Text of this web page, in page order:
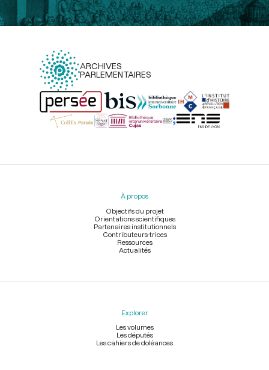
ARCHIVES
PARLEMENTAIRES
Menu
À propos
Objectifs du projet
Orientations scientifiques
Partenaires institutionnels
Contributeurs-trices
Ressources
Actualités
Explorer
Les volumes
Les députés
Les cahiers de doléances